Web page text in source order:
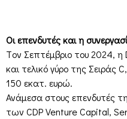
Οι επενδυτές και η
Tον Σεπτέμβριο του 2024,
και τελικό γύρο της Σειράς
150 εκατ. ευρώ.
Ανάμεσα στους επενδυτές
των CDP Venture Capital,